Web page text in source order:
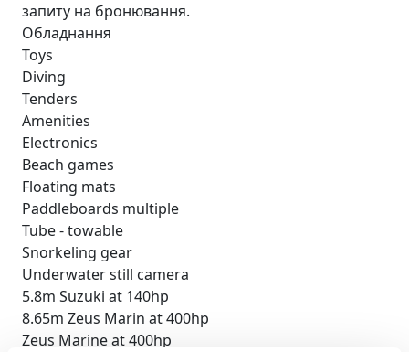
запиту на бронювання.
Обладнання
Toys
Diving
Tenders
Amenities
Electronics
Beach games
Floating mats
Paddleboards multiple
Tube - towable
Snorkeling gear
Underwater still camera
5.8m Suzuki at 140hp
8.65m Zeus Marin at 400hp
Zeus Marine at 400hp